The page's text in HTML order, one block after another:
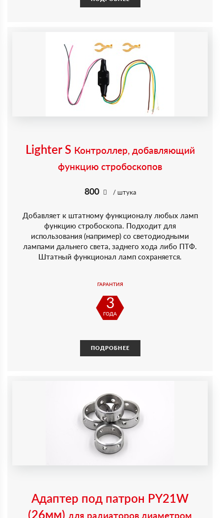
Lighter S Контроллер, добавляющий
функцию стробоскопов
800 / штука
Добавляет к штатному функционалу любых ламп
функцию стробоскопа. Подходит для
использования (например) со светодиодными
лампами дальнего света, заднего хода либо ПТФ.
Штатный функционал ламп сохраняется.
ГАРАНТИЯ
3
ГОДА
ПОДРОБНЕЕ
Адаптер под патрон PY21W
(26мм) для радиаторов диаметром